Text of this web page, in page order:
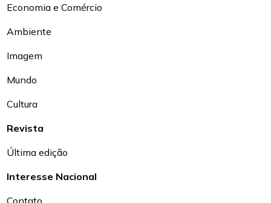
Economia e Comércio
Ambiente
Imagem
Mundo
Cultura
Revista
Última edição
Interesse Nacional